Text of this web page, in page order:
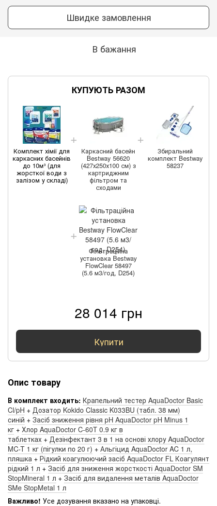
Швидке замовлення
В бажання
КУПУЮТЬ РАЗОМ
Комплект хімії для
каркасних басейнів
до 10м³ (для
жорсткої води з
залізом у складі)
Каркасний басейн
Bestway 56620
(427х250х100 см) з
картриджним
фільтром та
сходами
Збиральний
комплект Bestway
58237
Фільтраційна
установка Bestway
FlowClear 58497
(5.6 м3/год, D254)
28 014 грн
Купити
Опис товару
В комплект входить: Крапельний тестер AquaDoctor Basic
Cl/pH + Дозатор Kokido Classic K033BU (табл. 38 мм)
синій + Засіб зниження рівня pH AquaDoctor pH Minus 1
кг + Хлор AquaDoctor C-60T 0.9 кг в
таблетках + Дезінфектант 3 в 1 на основі хлору AquaDoctor
MC-T 1 кг (пігулки по 20 г) + Альгіцид AquaDoctor AC 1 л,
пляшка + Рідкий коагулюючий засіб AquaDoctor FL Коагулянт
рідкий 1 л + Засіб для зниження жорсткості AquaDoctor SM
StopMineral 1 л + Засіб для видалення металів AquaDoctor
SMe StopMetal 1 л
Важливо! Усе дозування вказано на упаковці.